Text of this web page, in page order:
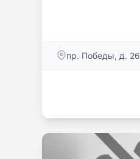
пр. Победы, д. 26